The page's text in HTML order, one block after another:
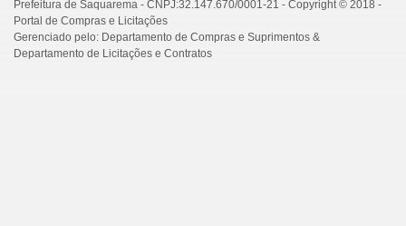
Prefeitura de Saquarema - CNPJ:32.147.670/0001-21 - Copyright © 2018 -
Portal de Compras e Licitações
Gerenciado pelo: Departamento de Compras e Suprimentos &
Departamento de Licitações e Contratos